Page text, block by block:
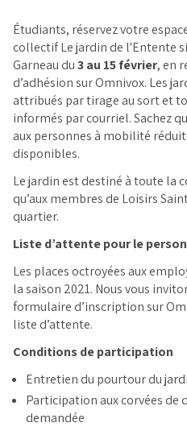
Étudiants, réservez votre
collectif Le jardin de l'Entente
Garneau du3 au 15 février, en
d’adhésion sur Omnivox. Les
attribués par tirage au sort et
informés par courriel. Sachez
aux personnes à mobilité
disponibles.
Le jardin est destiné à toute la
qu’aux membres de Loisirs
quartier.
Liste d’attente pour le
Les places octroyées aux
la saison 2021. Nous vous
formulaire d’inscription sur
liste d’attente.
Conditions de participation
Entretien du pourtour du
Participation aux corvées de
demandée